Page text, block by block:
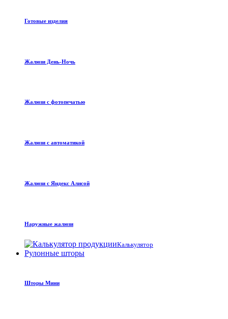
Готовые изделия
Жалюзи День-Ночь
Жалюзи с фотопечатью
Жалюзи с автоматикой
Жалюзи с Яндекс Алисой
Наружные жалюзи
Калькулятор
Рулонные шторы
Шторы Мини